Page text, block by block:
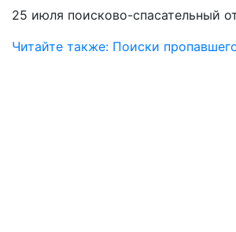
25 июля поисково-спасательный
Читайте также: Поиски